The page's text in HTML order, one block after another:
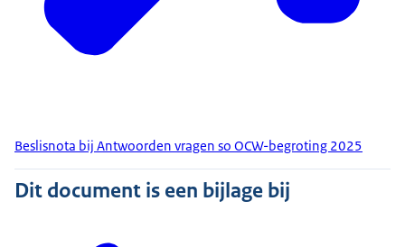
Beslisnota bij Antwoorden vragen so OCW-begroting 2025
Dit document is een bijlage bij